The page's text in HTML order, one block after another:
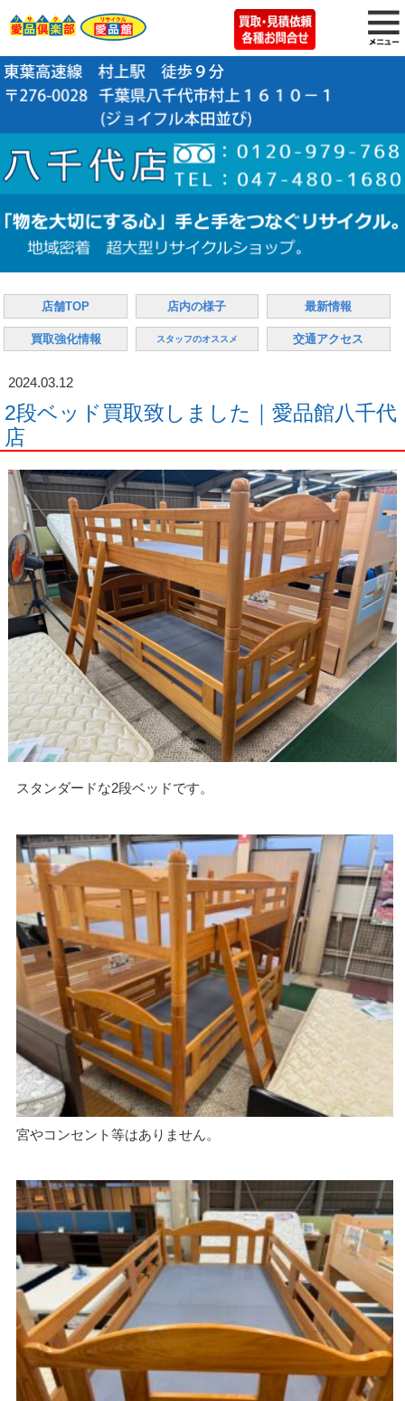
店舗TOP 店内の様子 最新情報
買取強化情報 スタッフのオススメ 交通アクセス
2024.03.12
2段ベッド買取致しました｜愛品館八千代
店
スタンダードな2段ベッドです。
宮やコンセント等はありません。